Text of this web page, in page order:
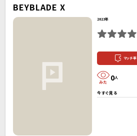
BEYBLADE X
2023年
マッチ率
0人
今すぐ見る